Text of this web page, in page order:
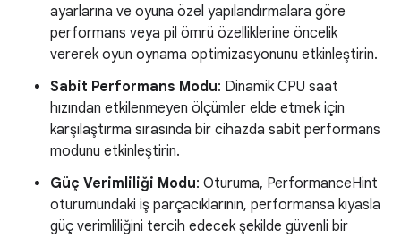
ayarlarına ve oyuna özel yapılandırmalara göre
performans veya pil ömrü özelliklerine öncelik
vererek oyun oynama optimizasyonunu etkinleştirin.
Sabit Performans Modu: Dinamik CPU saat
hızından etkilenmeyen ölçümler elde etmek için
karşılaştırma sırasında bir cihazda sabit performans
modunu etkinleştirin.
Güç Verimliliği Modu: Oturuma, PerformanceHint
oturumundaki iş parçacıklarının, performansa kıyasla
güç verimliliğini tercih edecek şekilde güvenli bir